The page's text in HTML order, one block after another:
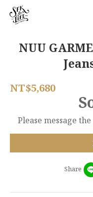
NUU
NT$5,680
Please message
Share